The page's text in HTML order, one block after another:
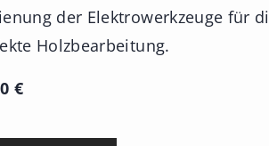
der Elektrowerkzeuge für
Holzbearbeitung.
€